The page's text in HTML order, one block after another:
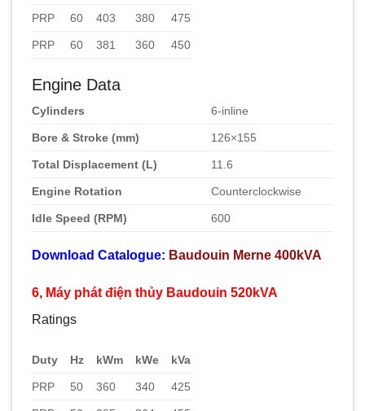
PRP 60 403 380 475
PRP 60 381 360 450
Engine Data
Cylinders 6-inline
Bore & Stroke (mm) 126×155
Total Displacement (L) 11.6
Engine Rotation Counterclockwise
Idle Speed (RPM) 600
Download Catalogue: Baudouin Merne 400kVA
6, Máy phát điện thủy Baudouin 520kVA
Ratings
Duty Hz kWm kWe kVa
PRP 50 360 340 425